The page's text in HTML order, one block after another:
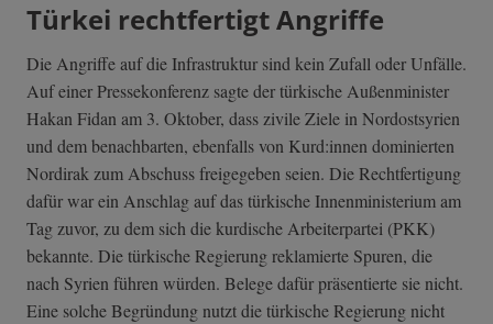
Türkei rechtfertigt Angriffe
Die Angriffe auf die Infrastruktur sind kein Zufall oder Unfälle.
Auf einer Pressekonferenz sagte der türkische Außenminister
Hakan Fidan am 3. Oktober, dass zivile Ziele in Nordostsyrien
und dem benachbarten, ebenfalls von Kurd:innen dominierten
Nordirak zum Abschuss freigegeben seien. Die Rechtfertigung
dafür war ein Anschlag auf das türkische Innenministerium am
Tag zuvor, zu dem sich die kurdische Arbeiterpartei (PKK)
bekannte. Die türkische Regierung reklamierte Spuren, die
nach Syrien führen würden. Belege dafür präsentierte sie nicht.
Eine solche Begründung nutzt die türkische Regierung nicht